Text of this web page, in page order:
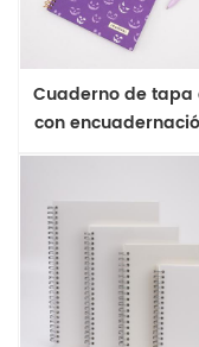
Cuaderno de tapa
con
espiral de